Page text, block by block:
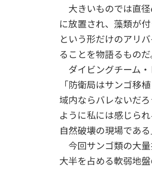
大きいものでは直径
に放置され、藻類が
という形だけのアリ
ることを物語るものだ
ダイビングチーム・
「防衛局はサンゴ移
域内ならバレないだ
ように私には感じら
自然破壊の現場である
今回サンゴ類の大量
大半を占める軟弱地